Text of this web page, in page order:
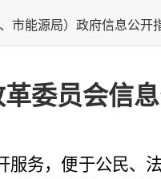
市能源局）政府信息公开
委员会信
服务，便于公民、